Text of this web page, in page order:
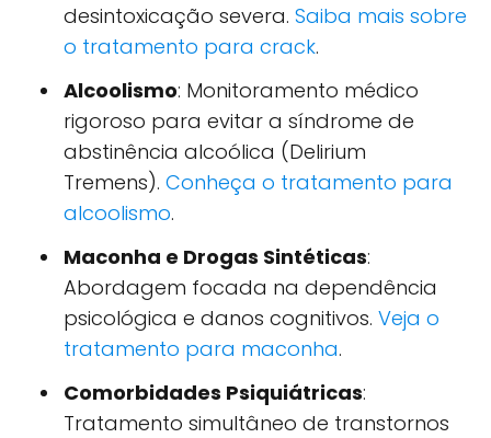
desintoxicação severa. Saiba mais sobre
o tratamento para crack.
Alcoolismo: Monitoramento médico
rigoroso para evitar a síndrome de
abstinência alcoólica (Delirium
Tremens). Conheça o tratamento para
alcoolismo.
Maconha e Drogas Sintéticas:
Abordagem focada na dependência
psicológica e danos cognitivos. Veja o
tratamento para maconha.
Comorbidades Psiquiátricas:
Tratamento simultâneo de transtornos